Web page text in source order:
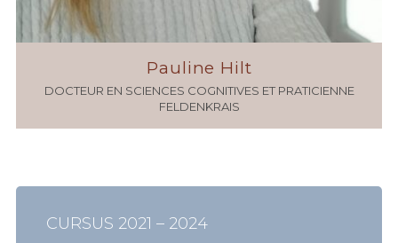
Pauline Hilt
DOCTEUR EN SCIENCES COGNITIVES ET PRATICIENNE
FELDENKRAIS
CURSUS 2021 – 2024